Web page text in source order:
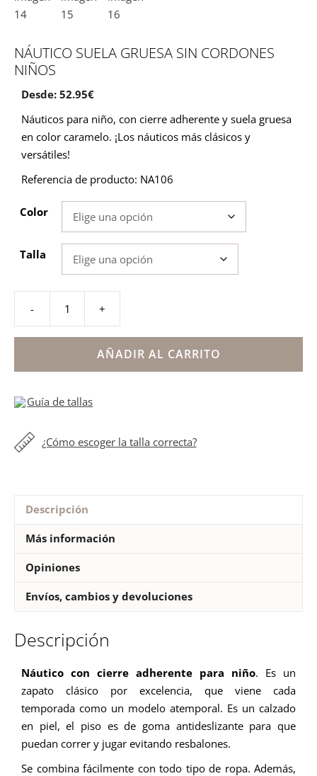
NÁUTICO SUELA GRUESA SIN CORDONES
NIÑOS
Desde: 52.95€
Náuticos para niño, con cierre adherente y suela gruesa
en color caramelo. ¡Los náuticos más clásicos y
versátiles!
Referencia de producto: NA106
Color
Talla
-
suela
gruesa
sin
+
AÑADIR AL CARRITO
Guía de tallas
¿Cómo escoger la talla correcta?
Descripción
Más información
Opiniones
Envíos, cambios y devoluciones
Descripción
Náutico con cierre adherente para niño. Es un
zapato clásico por excelencia, que viene cada
temporada como un modelo atemporal. Es un calzado
en piel, el piso es de goma antideslizante para que
puedan correr y jugar evitando resbalones.
Se combina fácilmente con todo tipo de ropa. Además,